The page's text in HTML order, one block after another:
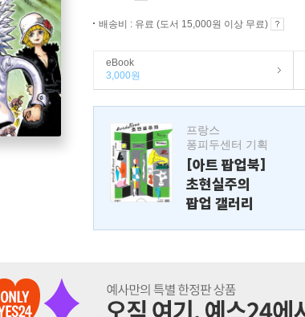
배송비 : 유료 (도서 15,000원 이상 무료)
eBook
3,000원
프랑스
퐁피두센터 기획
[아트 팝업북]
초현실주의
팝업 갤러리